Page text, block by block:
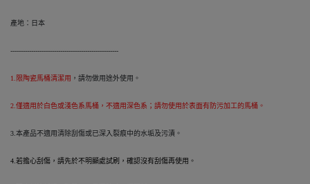
產地：日本
----------------------------------------------------
1.限陶瓷馬桶清潔用 ，請勿做用途外使用。
2.僅適用於白色或淺色系馬桶，不適用深色系；請勿使用於表面有防污加工的馬桶。
3.本產品不適用清除刮傷或已深入裂痕中的水垢及污漬。
4.若擔心刮傷，請先於不明顯處試刷，確認沒有刮傷再使用。